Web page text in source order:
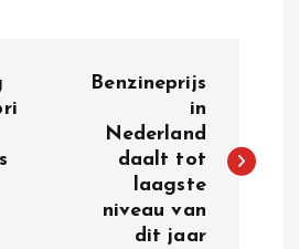
Benzineprijs
in
Nederland
daalt tot
laagste
niveau van
dit jaar